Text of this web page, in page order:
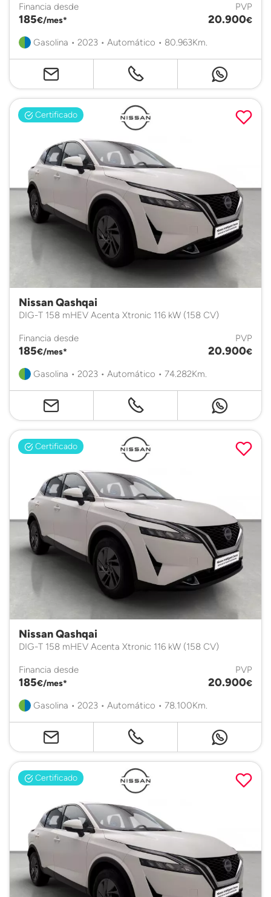
Financia desde
185€/mes*
PVP
20.900€
Gasolina • 2023 • Automático • 80.963Km.
Certificado
Nissan Qashqai
DIG-T 158 mHEV Acenta Xtronic 116 kW (158 CV)
Financia desde
185€/mes*
PVP
20.900€
Gasolina • 2023 • Automático • 74.282Km.
Certificado
Nissan Qashqai
DIG-T 158 mHEV Acenta Xtronic 116 kW (158 CV)
Financia desde
185€/mes*
PVP
20.900€
Gasolina • 2023 • Automático • 78.100Km.
Certificado